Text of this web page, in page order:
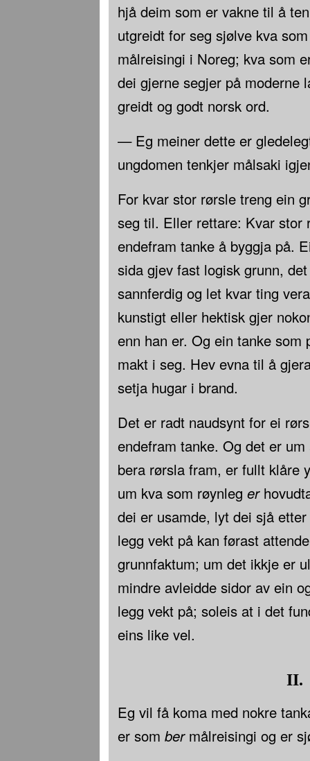
hjå deim som er vakne til å
utgreidt for seg sjølve kva
målreisingi i Noreg; kva som
dei gjerne segjer på
greidt og godt norsk ord.
— Eg meiner dette er
ungdomen tenkjer målsaki
For kvar stor rørsle treng ein
seg til. Eller rettare: Kvar stor
endefram tanke å byggja på.
sida gjev fast logisk grunn,
sannferdig og let kvar ting
kunstigt eller hektisk gjer
enn han er. Og ein tanke som
makt i seg. Hev evna til å
setja hugar i brand.
Det er radt naudsynt for ei
endefram tanke. Og det er
bera rørsla fram, er fullt klåre
um kva som røynleg er
dei er usamde, lyt dei sjå
legg vekt på kan førast
grunnfaktum; um det ikkje er
mindre avleidde sidor av ein
legg vekt på; soleis at i det
eins like vel.
II.
Eg vil få koma med nokre
er som bermålreisingi og er